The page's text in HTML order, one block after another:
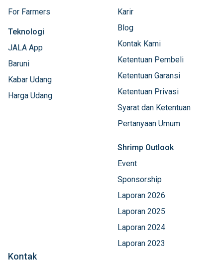
For Farmers
Teknologi
JALA App
Baruni
Kabar Udang
Harga Udang
Karir
Blog
Kontak Kami
Ketentuan Pembeli
Ketentuan Garansi
Ketentuan Privasi
Syarat dan Ketentuan
Pertanyaan Umum
Shrimp Outlook
Event
Sponsorship
Laporan 2026
Laporan 2025
Laporan 2024
Laporan 2023
Kontak